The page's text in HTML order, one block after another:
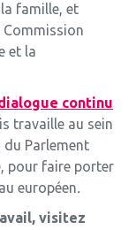
famille, et
Commission
et la
continu
travaille au sein
Parlement
pour faire porter
européen.
visitez